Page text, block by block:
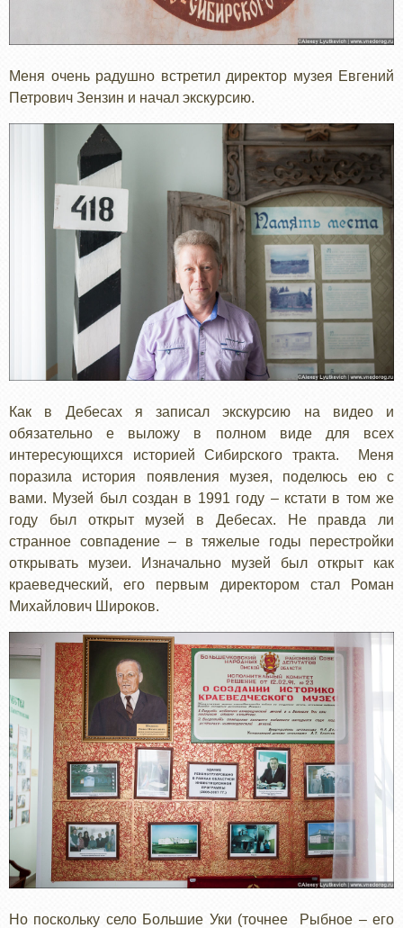
Меня очень радушно встретил директор музея Евгений
Петрович Зензин и начал экскурсию.
Как в Дебесах я записал экскурсию на видео и
обязательно е выложу в полном виде для всех
интересующихся историей Сибирского тракта. Меня
поразила история появления музея, поделюсь ею с
вами. Музей был создан в 1991 году – кстати в том же
году был открыт музей в Дебесах. Не правда ли
странное совпадение – в тяжелые годы перестройки
открывать музеи. Изначально музей был открыт как
краеведческий, его первым директором стал Роман
Михайлович Широков.
Но поскольку село Большие Уки (точнее Рыбное – его